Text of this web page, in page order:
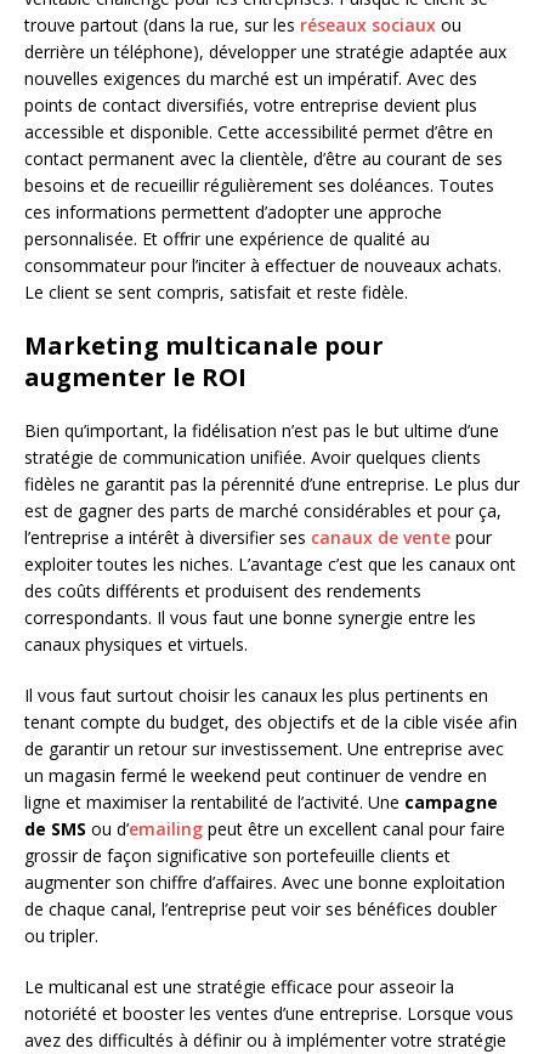
trouve partout (dans la rue, sur les réseaux sociaux ou
derrière un téléphone), développer une stratégie adaptée aux
nouvelles exigences du marché est un impératif. Avec des
points de contact diversifiés, votre entreprise devient plus
accessible et disponible. Cette accessibilité permet d’être en
contact permanent avec la clientèle, d’être au courant de ses
besoins et de recueillir régulièrement ses doléances. Toutes
ces informations permettent d’adopter une approche
personnalisée. Et offrir une expérience de qualité au
consommateur pour l’inciter à effectuer de nouveaux achats.
Le client se sent compris, satisfait et reste fidèle.
Marketing multicanale pour
augmenter le ROI
Bien qu’important, la fidélisation n’est pas le but ultime d’une
stratégie de communication unifiée. Avoir quelques clients
fidèles ne garantit pas la pérennité d’une entreprise. Le plus dur
est de gagner des parts de marché considérables et pour ça,
l’entreprise a intérêt à diversifier ses canaux de vente pour
exploiter toutes les niches. L’avantage c’est que les canaux ont
des coûts différents et produisent des rendements
correspondants. Il vous faut une bonne synergie entre les
canaux physiques et virtuels.
Il vous faut surtout choisir les canaux les plus pertinents en
tenant compte du budget, des objectifs et de la cible visée afin
de garantir un retour sur investissement. Une entreprise avec
un magasin fermé le weekend peut continuer de vendre en
ligne et maximiser la rentabilité de l’activité. Une campagne
de SMS ou d’emailing peut être un excellent canal pour faire
grossir de façon significative son portefeuille clients et
augmenter son chiffre d’affaires. Avec une bonne exploitation
de chaque canal, l’entreprise peut voir ses bénéfices doubler
ou tripler.
Le multicanal est une stratégie efficace pour asseoir la
notoriété et booster les ventes d’une entreprise. Lorsque vous
avez des difficultés à définir ou à implémenter votre stratégie